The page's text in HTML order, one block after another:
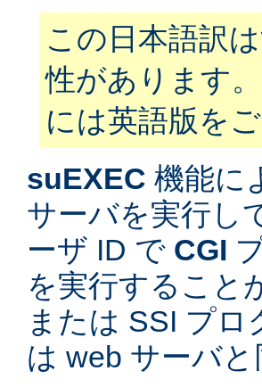
この日本語訳
性があります
には英語版を
suEXEC 機能に
サーバを実行し
ーザ ID で CGI
を実行すること
または SSI プロ
は web サーバ